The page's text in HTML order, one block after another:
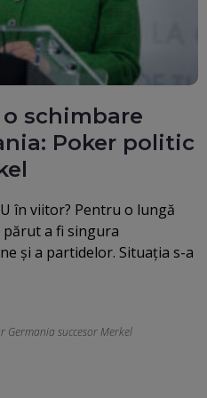
schimbare
Poker politic
în viitor? Pentru o lungă
părut a fi singura
şi a partidelor. Situaţia s-a
Germania succesor Merkel